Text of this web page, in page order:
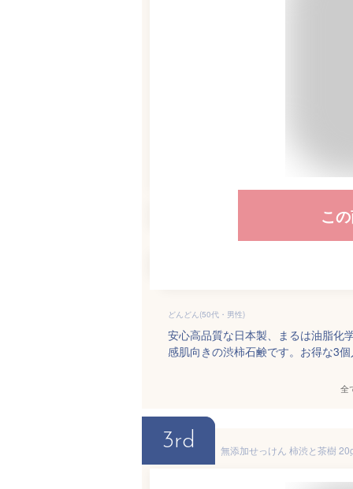
こ
どんどん(50代・男性)
安心高品質な日本製、まるは油脂化
感肌向きの渋柿石鹸です。お得な3
全
3rd